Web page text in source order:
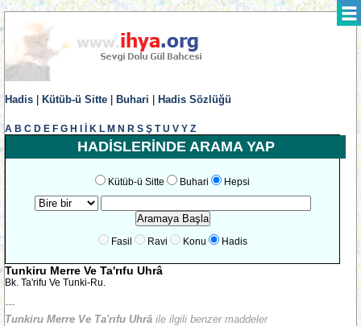
Hadis Kütüb-ü Sitte Buhari Hadis Sözlüğü
A B C D E F G H K L M N R S Ş T U V Y Z
HADİSLERİNDE ARAMA YAP
Kütüb-ü Sitte Buhari Hepsi
Fasil Ravi Konu Hadis
Tunkiru Merre Ve Ta'rıfu Uhrâ
Bk. Ta'rifu Ve Tunki-Ru.
---
Tunkiru Merre Ve Ta'rıfu Uhrâ ile ilgili benzer maddeler